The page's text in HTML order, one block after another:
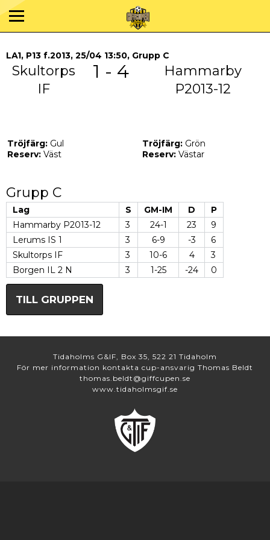
LA1, P13 f.2013, 25/04 13:50, Grupp C
Skultorps
IF
1 - 4
Hammarby
P2013-12
Tröjfärg: Gul
Reserv: Väst
Tröjfärg: Grön
Reserv: Västar
Grupp C
Lag S GM-IM D
P
Hammarby P2013-12
3 24-1 23
9
Lerums IS 1
3 6-9 -3
6
Skultorps IF
3 10-6 4
3
Borgen IL 2 N
3 1-25 -24 0
TILL GRUPPEN
Tidaholms G&IF, Box 35, 522 21 Tidaholm
För mer information kontakta cup-ansvarig Thomas Beldt
thomas.beldt@giffcupen.se
www.tidaholmsgif.se